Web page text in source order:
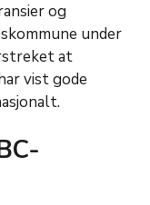
og
under
at
vist gode